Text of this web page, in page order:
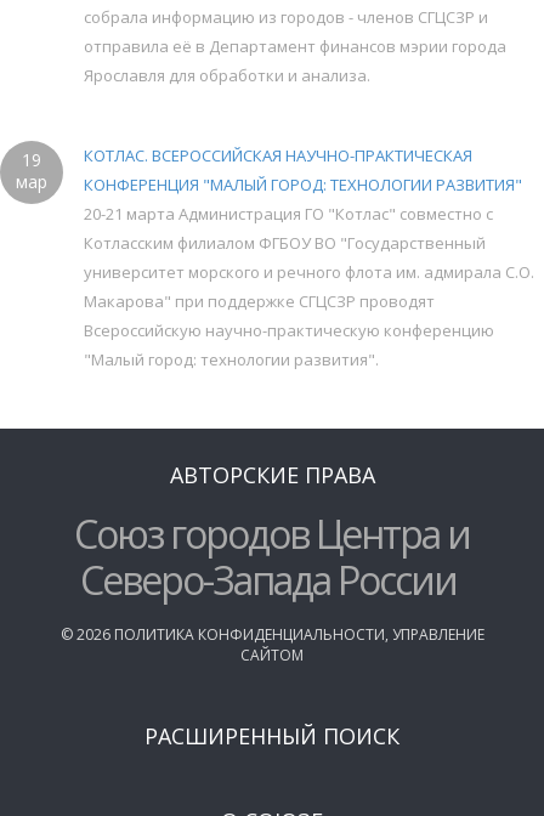
собрала информацию из городов - членов СГЦСЗР и
отправила её в Департамент финансов мэрии города
Ярославля для обработки и анализа.
19
мар
КОТЛАС. ВСЕРОССИЙСКАЯ НАУЧНО-ПРАКТИЧЕСКАЯ
КОНФЕРЕНЦИЯ "МАЛЫЙ ГОРОД: ТЕХНОЛОГИИ РАЗВИТИЯ"
20-21 марта Администрация ГО "Котлас" совместно с
Котласским филиалом ФГБОУ ВО "Государственный
университет морского и речного флота им. адмирала С.О.
Макарова" при поддержке СГЦСЗР проводят
Всероссийскую научно-практическую конференцию
"Малый город: технологии развития".
АВТОРСКИЕ ПРАВА
Союз городов Центра и
Северо-Запада России
©2026 ПОЛИТИКА КОНФИДЕНЦИАЛЬНОСТИ, УПРАВЛЕНИЕ
САЙТОМ
РАСШИРЕННЫЙ ПОИСК